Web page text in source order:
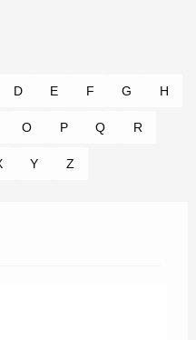
D E F G H
O P Q R
Y Z